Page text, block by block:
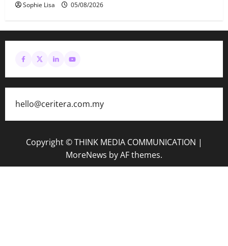
Sophie Lisa 05/08/2026
hello@ceritera.com.my
Copyright © THINK MEDIA COMMUNICATION |
MoreNews by AF themes.